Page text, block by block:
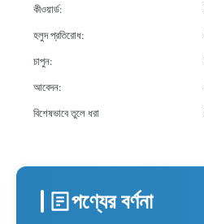
কীওয়ার্ড:
হলুদ প্রতিরোধ:
চাপুন:
আবেদন:
বিশেষভাবে তুলে ধরা
পণ্যের বর্ণনা